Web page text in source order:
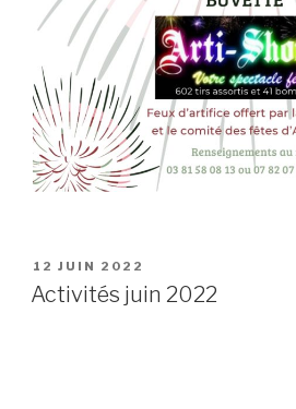
PUBLIÉ
LE
12 JUIN 2022
Activités juin 2022